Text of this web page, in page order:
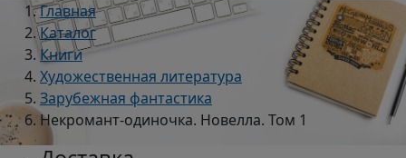
Главная
Каталог
Книги
Художественная литература
Зарубежная фантастика
Некромант-одиночка. Новелла. Том 1